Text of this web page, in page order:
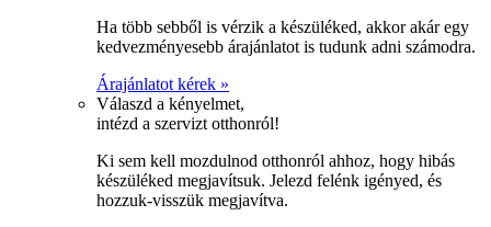
Ha több sebből is vérzik a készüléked, akkor akár egy
kedvezményesebb árajánlatot is tudunk adni számodra.
Árajánlatot kérek »
Válaszd a kényelmet,
intézd a szervizt otthonról!
Ki sem kell mozdulnod otthonról ahhoz, hogy hibás
készüléked megjavítsuk. Jelezd felénk igényed, és
hozzuk-visszük megjavítva.